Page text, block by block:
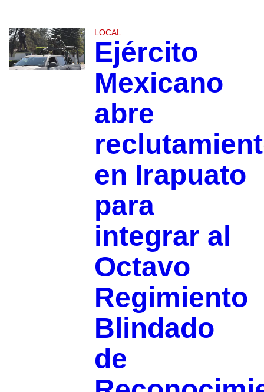
LOCAL
Ejército
Mexicano
abre
en Irapuato
para
integrar al
Octavo
Regimiento
Blindado
de